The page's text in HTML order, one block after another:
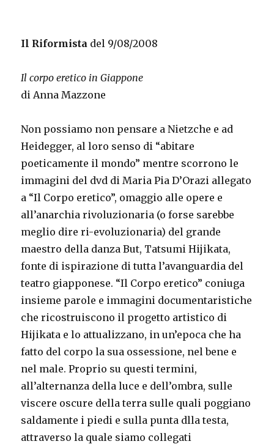
Il Riformista del 9/08/2008
Il corpo eretico in Giappone
di Anna Mazzone
Non possiamo non pensare a Nietzche e ad
Heidegger, al loro senso di “abitare
poeticamente il mondo” mentre scorrono le
immagini del dvd di Maria Pia D’Orazi allegato
a “Il Corpo eretico”, omaggio alle opere e
all’anarchia rivoluzionaria (o forse sarebbe
meglio dire ri-evoluzionaria) del grande
maestro della danza But, Tatsumi Hijikata,
fonte di ispirazione di tutta l’avanguardia del
teatro giapponese. “Il Corpo eretico” coniuga
insieme parole e immagini documentaristiche
che ricostruiscono il progetto artistico di
Hijikata e lo attualizzano, in un’epoca che ha
fatto del corpo la sua ossessione, nel bene e
nel male. Proprio su questi termini,
all’alternanza della luce e dell’ombra, sulle
viscere oscure della terra sulle quali poggiano
saldamente i piedi e sulla punta dlla testa,
attraverso la quale siamo collegati